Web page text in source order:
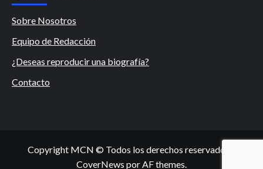
Sobre Nosotros
Equipo de Redacción
¿Deseas reproducir una biografía?
Contacto
Copyright MCN © Todos los derechos reservados.
CoverNews por AF themes.